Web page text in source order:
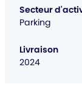
Secteur
Parking
Livraison
2024